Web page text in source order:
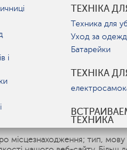
тип, мову
і
ТЕХНІКА
Техника для
Уход за
Батарейки
ТЕХНІКА
ТЕХНИКА
Вытяжки
Варочные